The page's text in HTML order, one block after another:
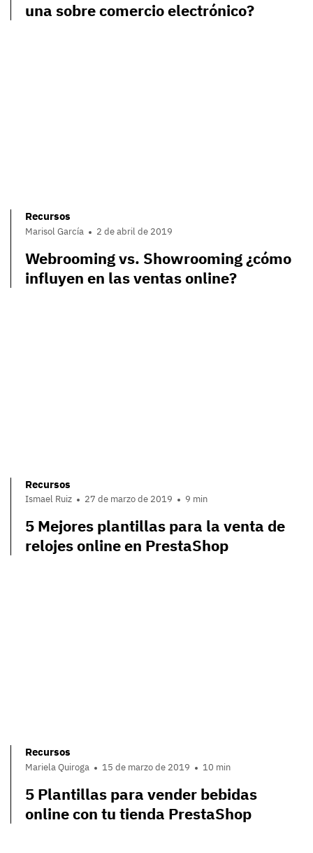
una sobre comercio electrónico?
Recursos
Marisol García 2 de abril de 2019
Webrooming vs. Showrooming ¿cómo
influyen en las ventas online?
Recursos
Ismael Ruiz 27 de marzo de 2019 9 min
5 Mejores plantillas para la venta de
relojes online en PrestaShop
Recursos
Mariela Quiroga 15 de marzo de 2019 10 min
5 Plantillas para vender bebidas
online con tu tienda PrestaShop